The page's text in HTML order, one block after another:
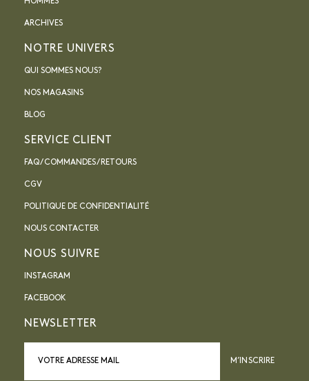
ARCHIVES
NOTRE UNIVERS
QUI SOMMES NOUS?
NOS MAGASINS
BLOG
SERVICE CLIENT
FAQ / COMMANDES / RETOURS
CGV
POLITIQUE DE CONFIDENTIALITÉ
NOUS CONTACTER
NOUS SUIVRE
INSTAGRAM
FACEBOOK
NEWSLETTER
M’INSCRIRE